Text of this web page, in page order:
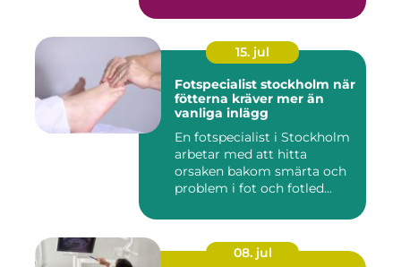
15. jul
Fotspecialist stockholm när
fötterna kräver mer än
vanliga inlägg
En fotspecialist i Stockholm
arbetar med att hitta
orsaken bakom smärta och
problem i fot och fotled...
08. jul